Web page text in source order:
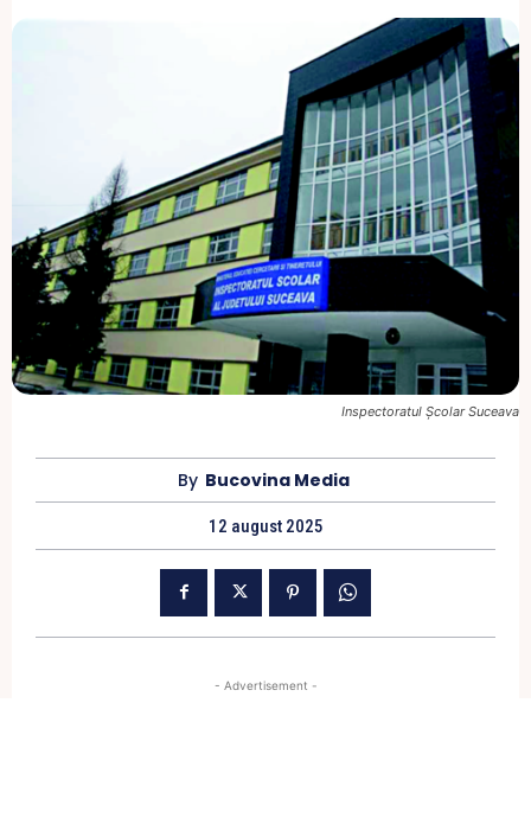
Inspectoratul Școlar Suceava
By Bucovina Media
12 august 2025
- Advertisement -